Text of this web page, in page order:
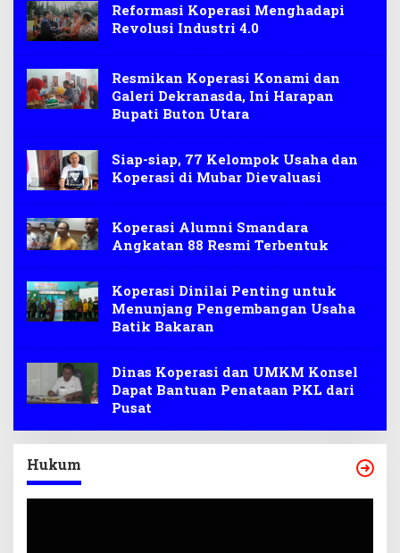
Reformasi Koperasi Menghadapi
Revolusi Industri 4.0
Resmikan Koperasi Konami dan
Galeri Dekranasda, Ini Harapan
Bupati Buton Utara
Siap-siap, 77 Kelompok Usaha dan
Koperasi di Mubar Dievaluasi
Koperasi Alumni Smandara
Angkatan 88 Resmi Terbentuk
Koperasi Dinilai Penting untuk
Menunjang Pengembangan Usaha
Batik Bakaran
Dinas Koperasi dan UMKM Konsel
Dapat Bantuan Penataan PKL dari
Pusat
Hukum